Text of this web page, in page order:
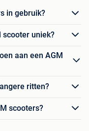
in gebruik?
scooter uniek?
aan een AGM
ritten?
scooters?